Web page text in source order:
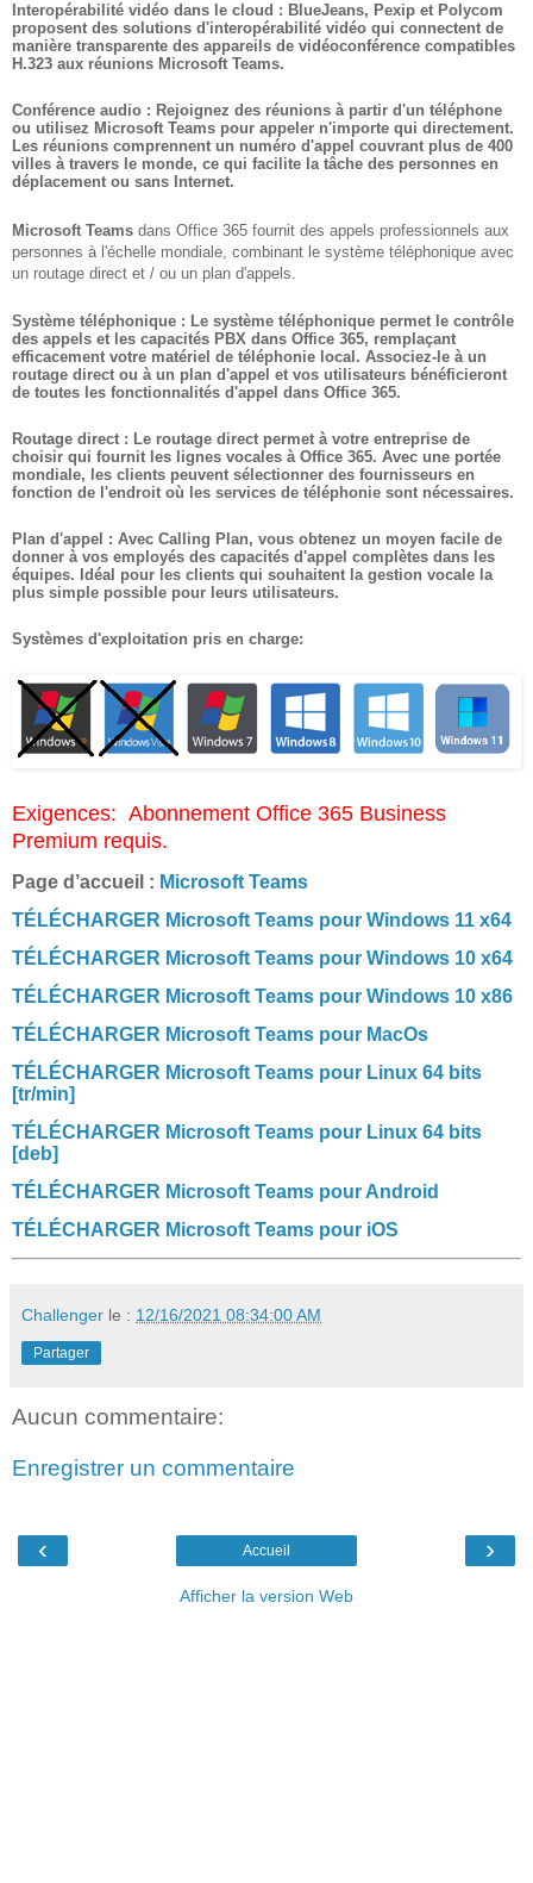
Interopérabilité vidéo dans le cloud : BlueJeans, Pexip et Polycom
proposent des solutions d'interopérabilité vidéo qui connectent de
manière transparente des appareils de vidéoconférence compatibles
H.323 aux réunions Microsoft Teams.
Conférence audio : Rejoignez des réunions à partir d'un téléphone
ou utilisez Microsoft Teams pour appeler n'importe qui directement.
Les réunions comprennent un numéro d'appel couvrant plus de 400
villes à travers le monde, ce qui facilite la tâche des personnes en
déplacement ou sans Internet.
Microsoft Teams dans Office 365 fournit des appels professionnels aux
personnes à l'échelle mondiale, combinant le système téléphonique avec
un routage direct et / ou un plan d'appels.
Système téléphonique : Le système téléphonique permet le contrôle
des appels et les capacités PBX dans Office 365, remplaçant
efficacement votre matériel de téléphonie local. Associez-le à un
routage direct ou à un plan d'appel et vos utilisateurs bénéficieront
de toutes les fonctionnalités d'appel dans Office 365.
Routage direct : Le routage direct permet à votre entreprise de
choisir qui fournit les lignes vocales à Office 365. Avec une portée
mondiale, les clients peuvent sélectionner des fournisseurs en
fonction de l'endroit où les services de téléphonie sont nécessaires.
Plan d'appel : Avec Calling Plan, vous obtenez un moyen facile de
donner à vos employés des capacités d'appel complètes dans les
équipes. Idéal pour les clients qui souhaitent la gestion vocale la
plus simple possible pour leurs utilisateurs.
Systèmes d'exploitation pris en charge:
Exigences: Abonnement Office 365 Business
Premium requis.
Page d’accueil : Microsoft Teams
TÉLÉCHARGER Microsoft Teams pour Windows 11 x64
TÉLÉCHARGER Microsoft Teams pour Windows 10 x64
TÉLÉCHARGER Microsoft Teams pour Windows 10 x86
TÉLÉCHARGER Microsoft Teams pour MacOs
TÉLÉCHARGER Microsoft Teams pour Linux 64 bits
[tr/min]
TÉLÉCHARGER Microsoft Teams pour Linux 64 bits
[deb]
TÉLÉCHARGER Microsoft Teams pour Android
TÉLÉCHARGER Microsoft Teams pour iOS
Challenger le : 12/16/2021 08:34:00 AM
Partager
Aucun commentaire:
Enregistrer un commentaire
‹ ›
Accueil
Afficher la version Web